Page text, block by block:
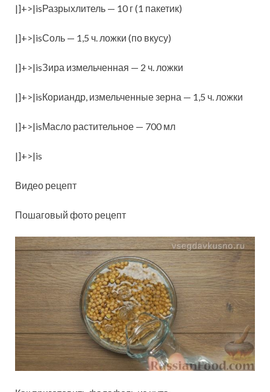
|]+>|isРазрыхлитель — 10 г (1 пакетик)
|]+>|isСоль — 1,5 ч. ложки (по вкусу)
|]+>|isЗира измельченная — 2 ч. ложки
|]+>|isКориандр, измельченные зерна — 1,5 ч. ложки
|]+>|isМасло растительное — 700 мл
|]+>|is
Видео рецепт
Пошаговый фото рецепт